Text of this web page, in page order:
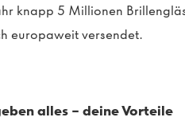
knapp 5 Millionen
europaweit versendet.
alles - deine Vorteile